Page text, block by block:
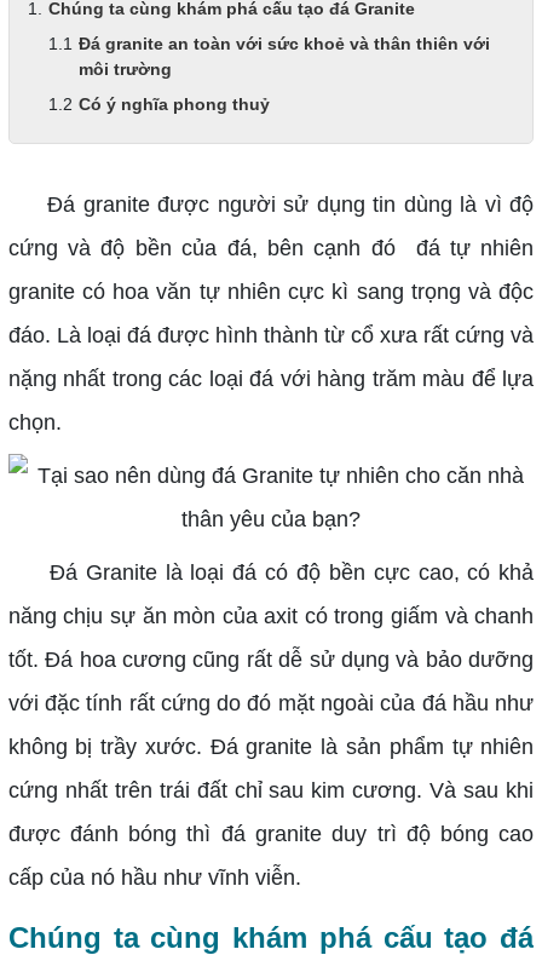
Chúng ta cùng khám phá cấu tạo đá Granite
Đá granite an toàn với sức khoẻ và thân thiên với
môi trường
Có ý nghĩa phong thuỷ
Đá granite được người sử dụng tin dùng là vì độ
cứng và độ bền của đá, bên cạnh đó đá tự nhiên
granite có hoa văn tự nhiên cực kì sang trọng và độc
đáo. Là loại đá được hình thành từ cổ xưa rất cứng và
nặng nhất trong các loại đá với hàng trăm màu để lựa
chọn.
Đá Granite là loại đá có độ bền cực cao, có khả
năng chịu sự ăn mòn của axit có trong giấm và chanh
tốt. Đá hoa cương cũng rất dễ sử dụng và bảo dưỡng
với đặc tính rất cứng do đó mặt ngoài của đá hầu như
không bị trầy xước. Đá granite là sản phẩm tự nhiên
cứng nhất trên trái đất chỉ sau kim cương. Và sau khi
được đánh bóng thì đá granite duy trì độ bóng cao
cấp của nó hầu như vĩnh viễn.
Chúng ta cùng khám phá cấu tạo đá